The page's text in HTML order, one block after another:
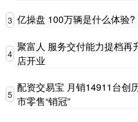
3 亿操盘 100万辆是什么体验
4
聚富人 服务交付能力提档再
店开业
5
配资交易宝 月销14911台创
市零售“销冠”